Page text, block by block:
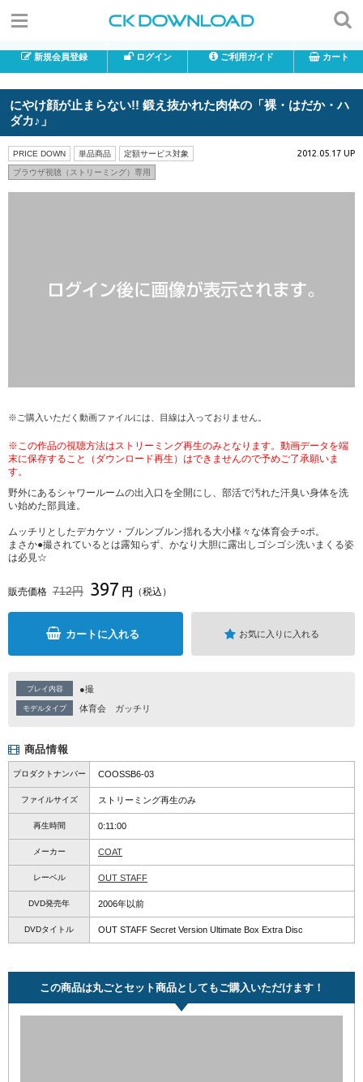
新規会員登録 ログイン ご利用ガイド カート
にやけ顔が止まらない!! 鍛え抜かれた肉体の「裸・はだか・ハ
ダカ♪」
PRICE DOWN 単品商品 定額サービス対象
ブラウザ視聴（ストリーミング）専用
2012.05.17 UP
※ご購入いただく動画ファイルには、目線は入っておりません。
※この作品の視聴方法はストリーミング再生のみとなります。動画データを端
末に保存すること（ダウンロード再生）はできませんので予めご了承願いま
す。
野外にあるシャワールームの出入口を全開にし、部活で汚れた汗臭い身体を洗
い始めた部員達。
ムッチリとしたデカケツ・ブルンブルン揺れる大小様々な体育会チ○ポ。
まさか●撮されているとは露知らず、かなり大胆に露出しゴシゴシ洗いまくる姿
は必見☆
販売価格 712円 397 円 （税込）
カートに入れる お気に入りに入れる
プレイ内容 ●撮
モデルタイプ 体育会 ガッチリ
商品情報
プロダクトナンバー COOSSB6-03
ファイルサイズ ストリーミング再生のみ
再生時間 0:11:00
メーカー COAT
レーベル OUT STAFF
DVD発売年 2006年以前
DVDタイトル OUT STAFF Secret Version Ultimate Box Extra Disc
この商品は丸ごとセット商品としてもご購入いただけます！